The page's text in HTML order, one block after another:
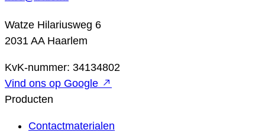
Watze Hilariusweg 6
2031 AA Haarlem
KvK-nummer: 34134802
Vind ons op Google
Producten
Contactmaterialen